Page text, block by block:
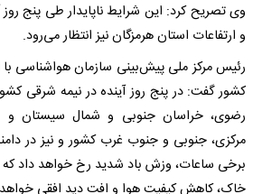
وی تصریح کرد: این شرایط ناپایدار طی پنج
و ارتفاعات استان هرمزگان نیز انتظار می‌رود.
رئیس مرکز ملی پیش‌بینی سازمان هواشناسی
کشور گفت: در پنج روز آینده در نیمه شرقی
رضوی، خراسان جنوبی و شمال سیستان و
مرکزی، جنوبی و جنوب غرب کشور و نیز در
برخی ساعات، وزش باد شدید رخ خواهد داد که
خاک، کاهش کیفیت هوا و افت دید افقی